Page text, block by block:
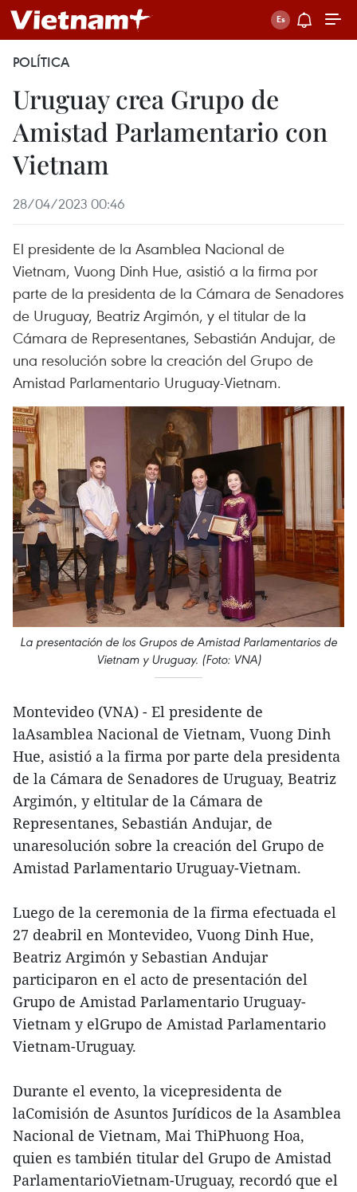
POLÍTICA
Uruguay crea Grupo de
Amistad Parlamentario con
Vietnam
28/04/2023 00:46
El presidente de la Asamblea Nacional de
Vietnam, Vuong Dinh Hue, asistió a la firma por
parte de la presidenta de la Cámara de Senadores
de Uruguay, Beatriz Argimón, y el titular de la
Cámara de Representanes, Sebastián Andujar, de
una resolución sobre la creación del Grupo de
Amistad Parlamentario Uruguay-Vietnam.
La presentación de los Grupos de Amistad Parlamentarios de
Vietnam y Uruguay. (Foto: VNA)
Montevideo (VNA) - El presidente de
laAsamblea Nacional de Vietnam, Vuong Dinh
Hue, asistió a la firma por parte dela presidenta
de la Cámara de Senadores de Uruguay, Beatriz
Argimón, y eltitular de la Cámara de
Representanes, Sebastián Andujar, de
unaresolución sobre la creación del Grupo de
Amistad Parlamentario Uruguay-Vietnam.
Luego de la ceremonia de la firma efectuada el
27 deabril en Montevideo, Vuong Dinh Hue,
Beatriz Argimón y Sebastian Andujar
participaron en el acto de presentación del
Grupo de Amistad Parlamentario Uruguay-
Vietnam y elGrupo de Amistad Parlamentario
Vietnam-Uruguay.
Durante el evento, la vicepresidenta de
laComisión de Asuntos Jurídicos de la Asamblea
Nacional de Vietnam, Mai ThiPhuong Hoa,
quien es también titular del Grupo de Amistad
ParlamentarioVietnam-Uruguay, recordó que el